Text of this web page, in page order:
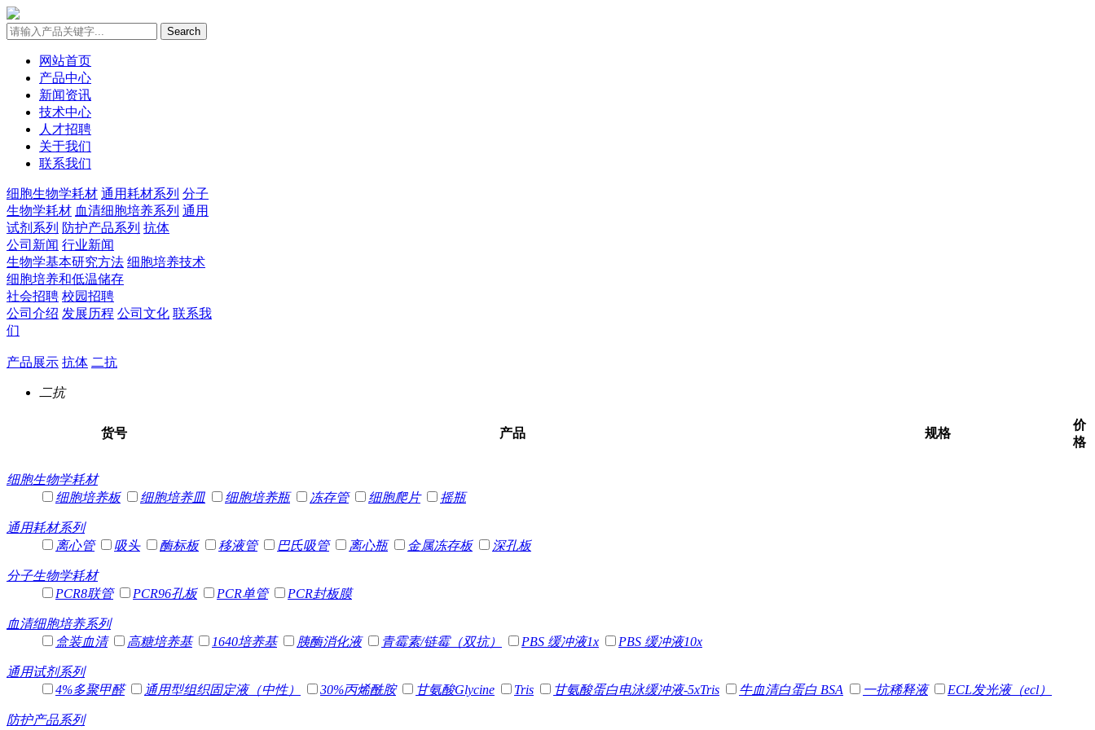
Search
网站首页
产品中心
新闻资讯
技术中心
人才招聘
关于我们
联系我们
细胞生物学耗材 通用耗材系列 分子
生物学耗材 血清细胞培养系列 通用
试剂系列 防护产品系列 抗体
公司新闻 行业新闻
生物学基本研究方法 细胞培养技术
细胞培养和低温储存
社会招聘 校园招聘
公司介绍 发展历程 公司文化 联系我
们
产品展示 抗体 二抗
二抗
货号 产品 规格
价
格
细胞生物学耗材
细胞培养板
细胞培养皿 细胞培养瓶 冻存管 细胞爬片 摇瓶
通用耗材系列
离心管
吸头 酶标板 移液管 巴氏吸管 离心瓶 金属冻存板 深孔板
分子生物学耗材
PCR8联管
PCR96孔板 PCR单管 PCR封板膜
血清细胞培养系列
盒装血清
高糖培养基 1640培养基 胰酶消化液 青霉素/链霉（双抗） PBS 缓冲液1x PBS 缓冲液10x
通用试剂系列
4%多聚甲醛
通用型组织固定液（中性） 30%丙烯酰胺 甘氨酸Glycine Tris 甘氨酸蛋白电泳缓冲液-5xTris 牛血清白蛋白 BSA 一抗稀释液 ECL发光液（ecl）
防护产品系列